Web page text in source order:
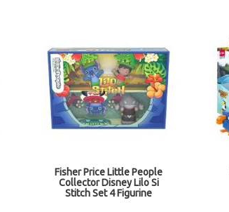
Fisher Price Little People
Collector Disney Lilo Si
Stitch Set 4 Figurine